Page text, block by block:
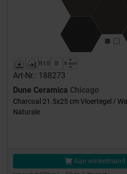
Art-Nr.: 188273
Dune Ceramica Chicago
Charcoal 21.5x25 cm Vloertegel /
Naturale
Aan winkelmand